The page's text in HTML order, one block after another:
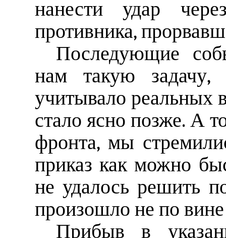
нанести удар
противника,
Последующие
нам такую задачу,
учитывало реальных
стало ясно позже. А
фронта, мы
приказ как можно
не удалось решить
произошло не по
Прибыв в